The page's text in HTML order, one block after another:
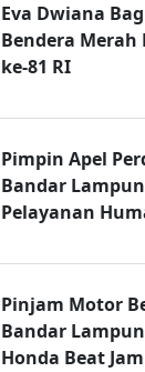
Eva Dwiana
Bendera Merah
ke-81 RI
Pimpin Apel
Bandar
Pelayanan
Pinjam Motor
Bandar
Honda Beat